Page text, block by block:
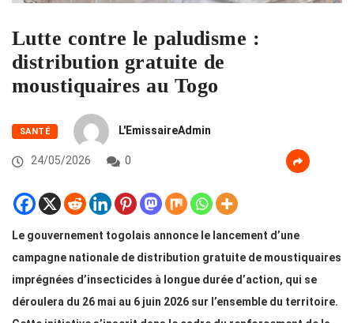
Lutte contre le paludisme :
distribution gratuite de
moustiquaires au Togo
SANTÉ L'EmissaireAdmin
24/05/2026 0
Le gouvernement togolais annonce le lancement d’une
campagne nationale de distribution gratuite de moustiquaires
imprégnées d’insecticides à longue durée d’action, qui se
déroulera du 26 mai au 6 juin 2026 sur l’ensemble du territoire.